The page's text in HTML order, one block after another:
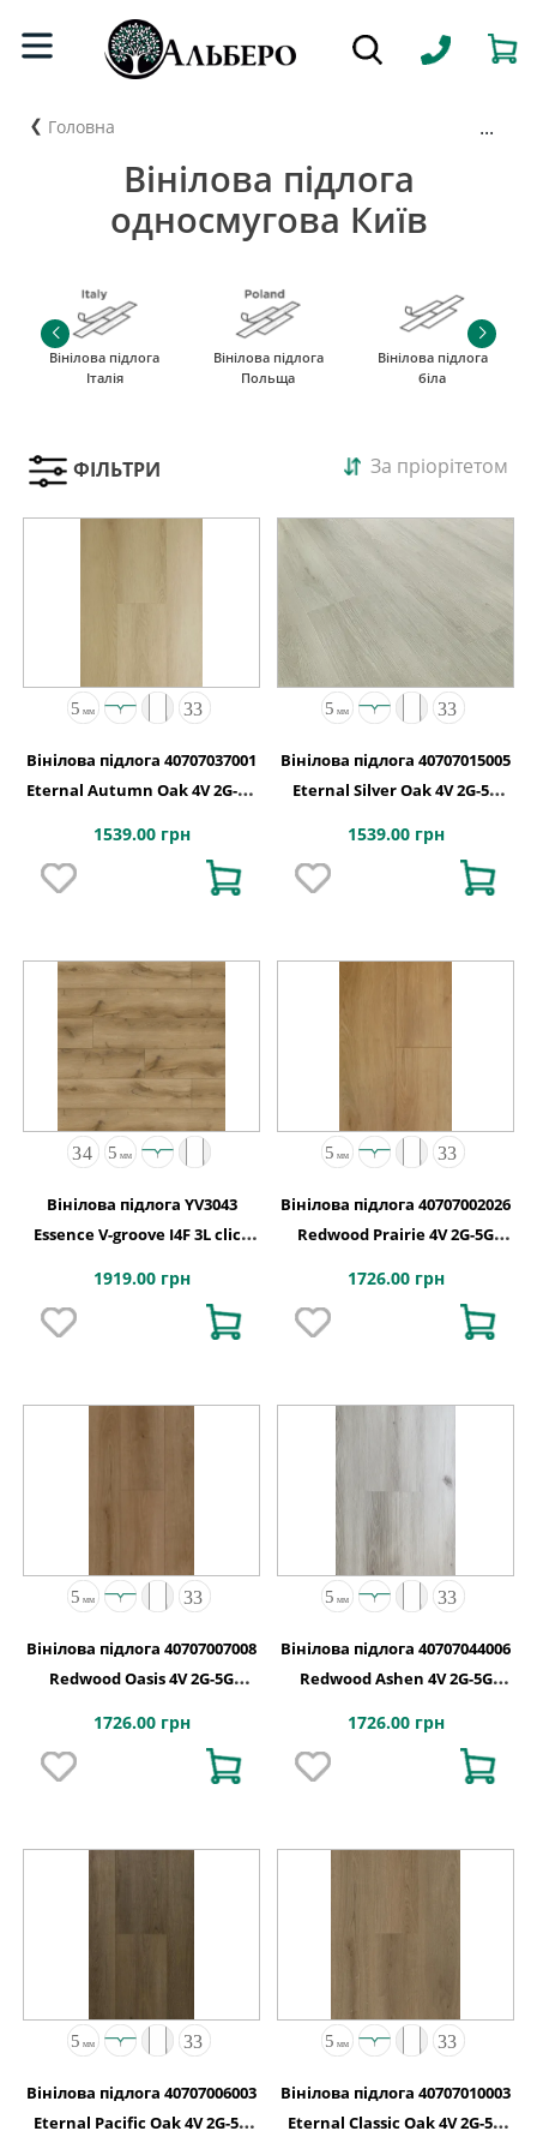
Головна ...
Вінілова підлога
односмугова Київ
Вінілова підлога
Італія
Вінілова підлога
Польща
Вінілова підлога
біла
ФІЛЬТРИ За пріорітетом
Вінілова підлога 40707037001
Eternal Autumn Oak 4V 2G-5G
1539.00 грн
Вінілова підлога 40707015005
Eternal Silver Oak 4V 2G-5G
1539.00 грн
Вінілова підлога YV3043
Essence V-groove I4F 3L click
1919.00 грн
Вінілова підлога 40707002026
Redwood Prairie 4V 2G-5G
1726.00 грн
Вінілова підлога 40707007008
Redwood Oasis 4V 2G-5G
1726.00 грн
Вінілова підлога 40707044006
Redwood Ashen 4V 2G-5G
1726.00 грн
Вінілова підлога 40707006003
Eternal Pacific Oak 4V 2G-5G
Вінілова підлога 40707010003
Eternal Classic Oak 4V 2G-5G